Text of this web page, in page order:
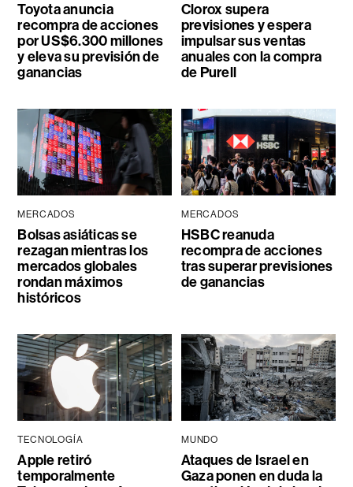
Toyota anuncia
recompra de acciones
por US$6.300 millones
y eleva su previsión de
ganancias
Clorox supera
previsiones y espera
impulsar sus ventas
anuales con la compra
de Purell
MERCADOS
Bolsas asiáticas se
rezagan mientras los
mercados globales
rondan máximos
históricos
MERCADOS
HSBC reanuda
recompra de acciones
tras superar previsiones
de ganancias
TECNOLOGÍA
Apple retiró
temporalmente
MUNDO
Ataques de Israel en
Gaza ponen en duda la